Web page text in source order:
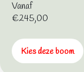
Vanaf
€245,00
Kies deze boom